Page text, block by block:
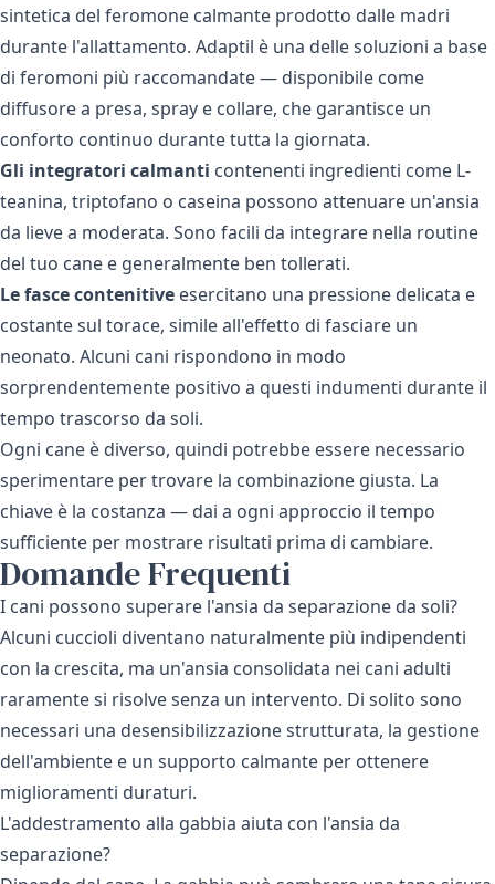
sintetica del feromone calmante prodotto dalle madri
durante l'allattamento. Adaptil è una delle soluzioni a base
di feromoni più raccomandate — disponibile come
diffusore a presa, spray e collare, che garantisce un
conforto continuo durante tutta la giornata.
Gli integratori calmanti contenenti ingredienti come L-
teanina, triptofano o caseina possono attenuare un'ansia
da lieve a moderata. Sono facili da integrare nella routine
del tuo cane e generalmente ben tollerati.
Le fasce contenitive esercitano una pressione delicata e
costante sul torace, simile all'effetto di fasciare un
neonato. Alcuni cani rispondono in modo
sorprendentemente positivo a questi indumenti durante il
tempo trascorso da soli.
Ogni cane è diverso, quindi potrebbe essere necessario
sperimentare per trovare la combinazione giusta. La
chiave è la costanza — dai a ogni approccio il tempo
sufficiente per mostrare risultati prima di cambiare.
Domande Frequenti
I cani possono superare l'ansia da separazione da soli?
Alcuni cuccioli diventano naturalmente più indipendenti
con la crescita, ma un'ansia consolidata nei cani adulti
raramente si risolve senza un intervento. Di solito sono
necessari una desensibilizzazione strutturata, la gestione
dell'ambiente e un supporto calmante per ottenere
miglioramenti duraturi.
L'addestramento alla gabbia aiuta con l'ansia da
separazione?